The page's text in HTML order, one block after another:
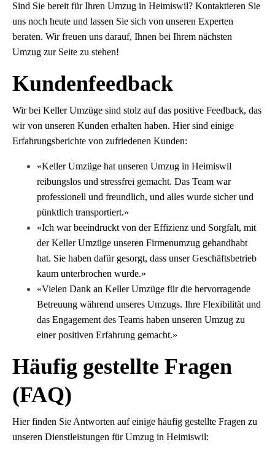
Sind Sie bereit für Ihren Umzug in Heimiswil? Kontaktieren Sie
uns noch heute und lassen Sie sich von unseren Experten
beraten. Wir freuen uns darauf, Ihnen bei Ihrem nächsten
Umzug zur Seite zu stehen!
Kundenfeedback
Wir bei Keller Umzüge sind stolz auf das positive Feedback, das
wir von unseren Kunden erhalten haben. Hier sind einige
Erfahrungsberichte von zufriedenen Kunden:
«Keller Umzüge hat unseren Umzug in Heimiswil
reibungslos und stressfrei gemacht. Das Team war
professionell und freundlich, und alles wurde sicher und
pünktlich transportiert.»
«Ich war beeindruckt von der Effizienz und Sorgfalt, mit
der Keller Umzüge unseren Firmenumzug gehandhabt
hat. Sie haben dafür gesorgt, dass unser Geschäftsbetrieb
kaum unterbrochen wurde.»
«Vielen Dank an Keller Umzüge für die hervorragende
Betreuung während unseres Umzugs. Ihre Flexibilität und
das Engagement des Teams haben unseren Umzug zu
einer positiven Erfahrung gemacht.»
Häufig gestellte Fragen
(FAQ)
Hier finden Sie Antworten auf einige häufig gestellte Fragen zu
unseren Dienstleistungen für Umzug in Heimiswil: